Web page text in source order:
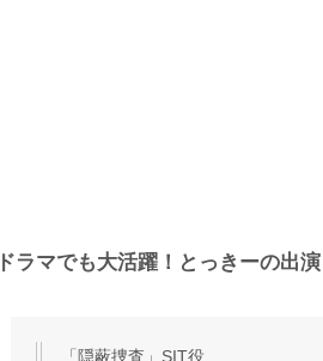
ラマでも大活躍！とっきーの出
「隠蔽捜査」SIT役